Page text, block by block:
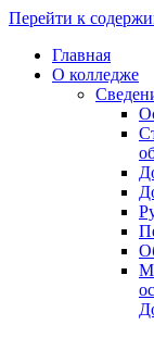
Перейти к
Главная
О колледже